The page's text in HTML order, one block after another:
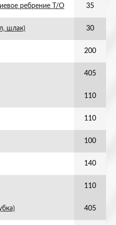
ребрение Т/О 35
шлак) 30
200
405
110
110
100
140
110
405